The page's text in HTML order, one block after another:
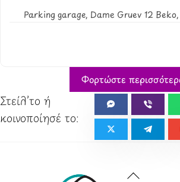
Parking garage, Dame Gruev 12
Φορτώστε
Back